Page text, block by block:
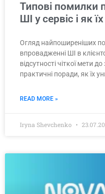
Типові помилки
ШІ у сервіс і як
Огляд найпоширеніших
впровадженні ШІ в
відсутності чіткої мети
практичні поради, як їх
READ MORE »
Iryna Shevchenko